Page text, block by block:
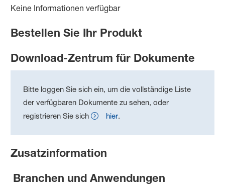
Keine Informationen verfügbar
Bestellen Sie Ihr Produkt
Download-Zentrum für Dokumente
Bitte loggen Sie sich ein, um die vollständige Liste
der verfügbaren Dokumente zu sehen, oder
registrieren Sie sich
hier.
Zusatzinformation
Branchen und Anwendungen